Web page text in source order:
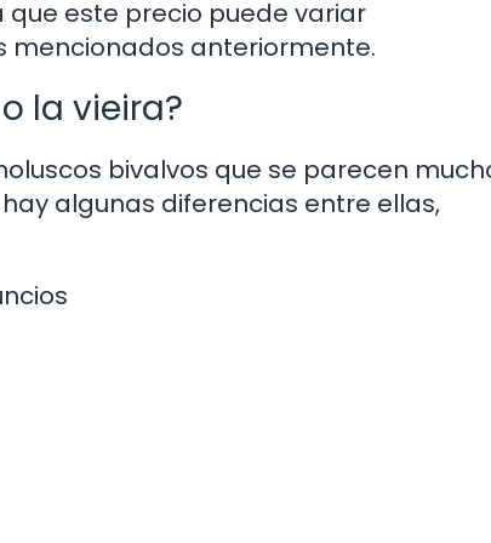
este precio puede variar
mencionados anteriormente.
la vieira?
bivalvos que se parecen
algunas diferencias entre ellas,